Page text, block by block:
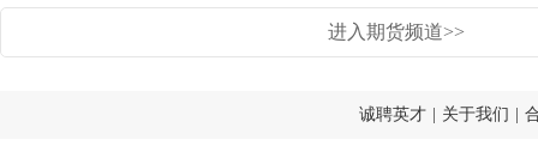
进入期货频道>>
诚聘英才 关于我们